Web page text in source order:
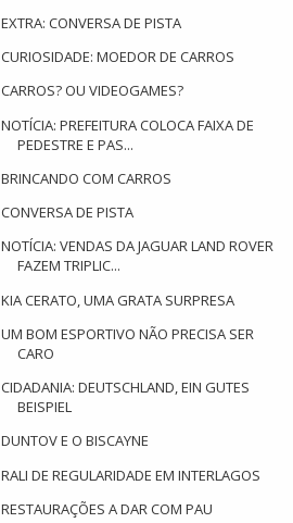
EXTRA: CONVERSA DE PISTA
CURIOSIDADE: MOEDOR DE CARROS
CARROS? OU VIDEOGAMES?
NOTÍCIA: PREFEITURA COLOCA FAIXA DE
PEDESTRE E PAS...
BRINCANDO COM CARROS
CONVERSA DE PISTA
NOTÍCIA: VENDAS DA JAGUAR LAND ROVER
FAZEM TRIPLIC...
KIA CERATO, UMA GRATA SURPRESA
UM BOM ESPORTIVO NÃO PRECISA SER
CARO
CIDADANIA: DEUTSCHLAND, EIN GUTES
BEISPIEL
DUNTOV E O BISCAYNE
RALI DE REGULARIDADE EM INTERLAGOS
RESTAURAÇÕES A DAR COM PAU